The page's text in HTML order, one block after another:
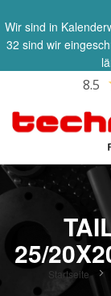
Wir sind in
32 sind wir
8.5
25/
Startseite